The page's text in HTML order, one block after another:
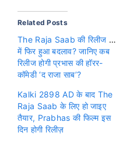
Related Posts
The Raja Saab की रिलीज डेट
में फिर हुआ बदलाव? जानिए कब
रिलीज होगी प्रभास की हॉरर-
कॉमेडी ‘द राजा साब’?
Kalki 2898 AD के बाद The
Raja Saab के लिए हो जाइए
तैयार, Prabhas की फिल्म इस
दिन होगी रिलीज़